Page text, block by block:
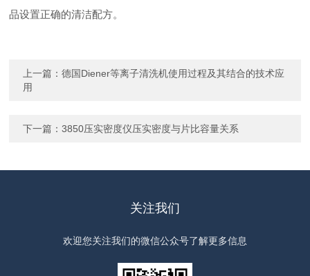
品设置正确的清洁配方。
上一篇：德国Diener等离子清洗机使用过程及其结合的技术应
用
下一篇：3850压实密度仪压实密度与片比容量关系
关注我们
欢迎您关注我们的微信公众号了解更多信息